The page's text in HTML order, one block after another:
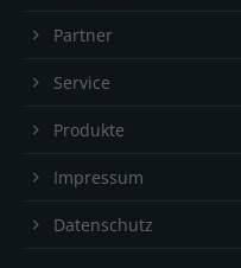
Partner
Service
Produkte
Impressum
Datenschutz